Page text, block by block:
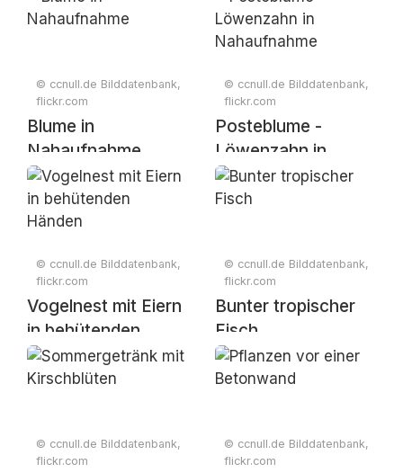
© ccnull.de Bilddatenbank,
flickr.com
Blume in
Nahaufnahme
© ccnull.de Bilddatenbank,
flickr.com
Posteblume -
Löwenzahn in
Nahaufnahme
© ccnull.de Bilddatenbank,
flickr.com
Vogelnest mit Eiern
in behütenden
Händen
© ccnull.de Bilddatenbank,
flickr.com
Bunter tropischer
Fisch
© ccnull.de Bilddatenbank,
flickr.com
© ccnull.de Bilddatenbank,
flickr.com